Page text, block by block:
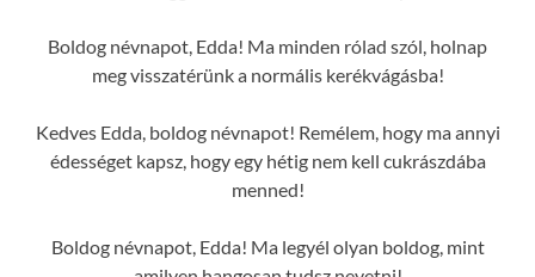
Boldog névnapot, Edda! Ma minden rólad szól, holnap
meg visszatérünk a normális kerékvágásba!
Kedves Edda, boldog névnapot! Remélem, hogy ma annyi
édességet kapsz, hogy egy hétig nem kell cukrászdába
menned!
Boldog névnapot, Edda! Ma legyél olyan boldog, mint